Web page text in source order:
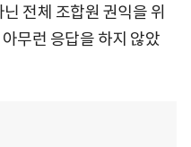
전체 조합원 권익을 위
무런 응답을 하지 않았